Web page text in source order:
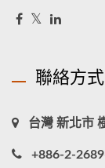
聯絡方式
台灣 新北市
+886-2-